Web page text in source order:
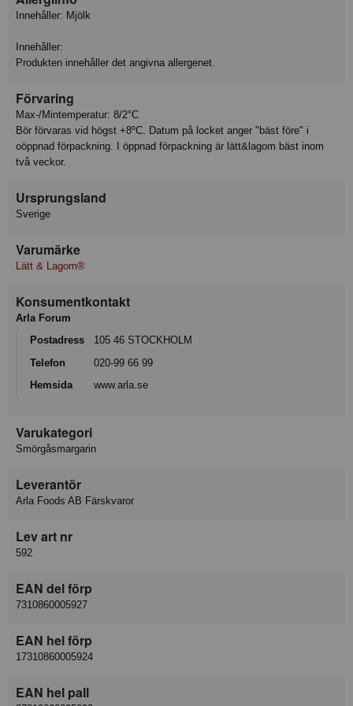
Innehåller: Mjölk
Innehåller:
Produkten innehåller det angivna allergenet.
Förvaring
Max-/Mintemperatur: 8/2°C
Bör förvaras vid högst +8ºC. Datum på locket anger "bäst före" i
oöppnad förpackning. I öppnad förpackning är lätt&lagom bäst inom
två veckor.
Ursprungsland
Sverige
Varumärke
Lätt & Lagom®
Konsumentkontakt
Arla Forum
Postadress
105 46 STOCKHOLM
Telefon
020-99 66 99
Hemsida
www.arla.se
Varukategori
Smörgåsmargarin
Leverantör
Arla Foods AB Färskvaror
Lev art nr
592
EAN del förp
7310860005927
EAN hel förp
17310860005924
EAN hel pall